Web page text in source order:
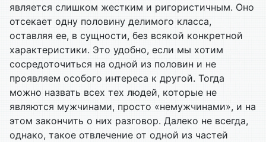
является слишком жестким и ригористичным. Оно
отсекает одну половину делимого класса,
оставляя ее, в сущности, без всякой конкретной
характеристики. Это удобно, если мы хотим
сосредоточиться на одной из половин и не
проявляем особого интереса к другой. Тогда
можно назвать всех тех людей, которые не
являются мужчинами, просто «немужчинами», и на
этом закончить о них разговор. Далеко не всегда,
однако, такое отвлечение от одной из частей